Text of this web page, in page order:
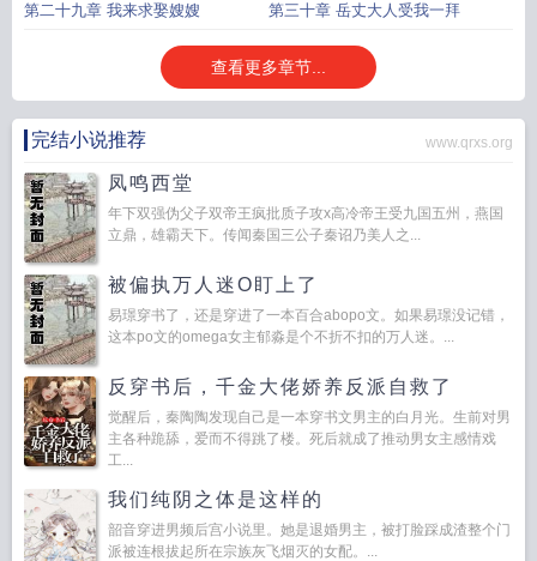
第二十九章 我来求娶嫂嫂 第三十章 岳丈大人受我一拜
查看更多章节...
完结小说推荐 www.qrxs.org
凤鸣西堂
年下双强伪父子双帝王疯批质子攻x高冷帝王受九国五州，燕国
立鼎，雄霸天下。传闻秦国三公子秦诏乃美人之...
被偏执万人迷O盯上了
易璟穿书了，还是穿进了一本百合abopo文。如果易璟没记错，
这本po文的omega女主郁淼是个不折不扣的万人迷。...
反穿书后，千金大佬娇养反派自救了
觉醒后，秦陶陶发现自己是一本穿书文男主的白月光。生前对男
主各种跪舔，爱而不得跳了楼。死后就成了推动男女主感情戏
工...
我们纯阴之体是这样的
韶音穿进男频后宫小说里。她是退婚男主，被打脸踩成渣整个门
派被连根拔起所在宗族灰飞烟灭的女配。...